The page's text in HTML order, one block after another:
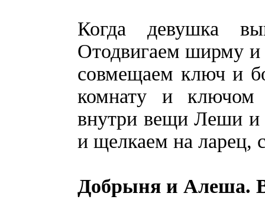
Когда девушка
Отодвигаем ширму
совмещаем ключ и
комнату и ключом
внутри вещи Леши
и щелкаем на ларец,
Добрыня и Алеша.